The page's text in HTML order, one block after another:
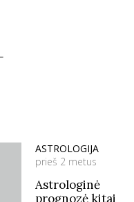
ASTROLOGIJA
prieš 2 metus
Astrologinė
prognozė kitai